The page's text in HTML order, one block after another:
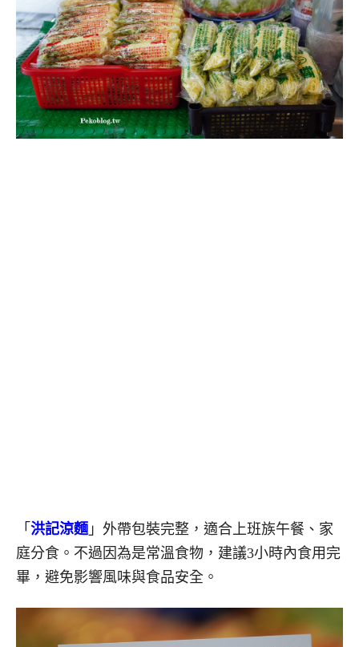
「 洪記涼麵 」外帶包裝完整，適合上班族午餐、家
庭分食。不過因為是常溫食物，建議3小時內食用完
畢，避免影響風味與食品安全。